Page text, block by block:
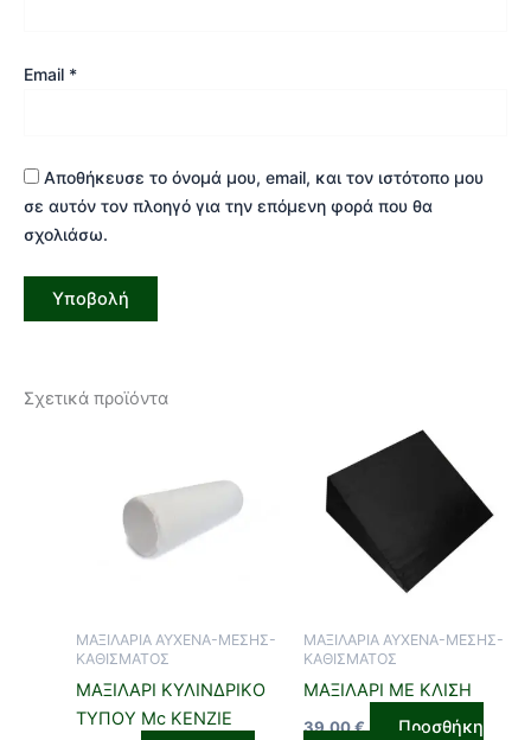
Email *
Αποθήκευσε το όνομά μου, email, και τον ιστότοπο μου
σε αυτόν τον πλοηγό για την επόμενη φορά που θα
σχολιάσω.
Σχετικά προϊόντα
ΜΑΞΙΛΑΡΙΑ ΑΥΧΕΝΑ-ΜΕΣΗΣ-
ΚΑΘΙΣΜΑΤΟΣ
ΜΑΞΙΛΑΡΙ ΚΥΛΙΝΔΡΙΚΟ
ΤΥΠΟΥ Mc KENZIE
ΜΑΞΙΛΑΡΙΑ ΑΥΧΕΝΑ-ΜΕΣΗΣ-
ΚΑΘΙΣΜΑΤΟΣ
ΜΑΞΙΛΑΡΙ ΜΕ ΚΛΙΣΗ
39,00€
Προσθήκη